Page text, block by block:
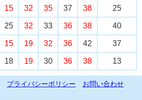
15 32 35 37 38 25
25 32 33 36 38 40
15 19 32 36 42 37
18 19 30 36 38 13
プライバシーポリシー
お問い合わせ